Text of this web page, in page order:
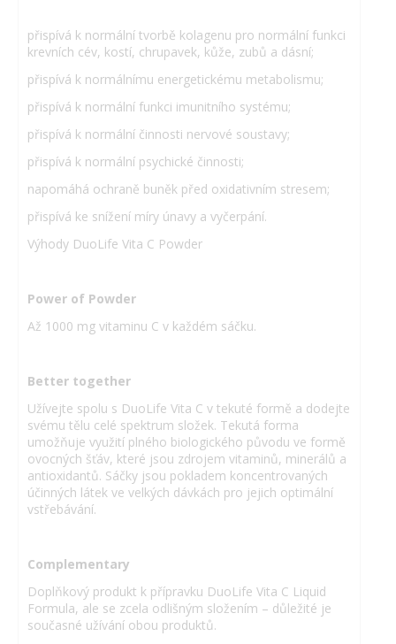
přispívá k normální tvorbě kolagenu pro normální funkci
krevních cév, kostí, chrupavek, kůže, zubů a dásní;
přispívá k normálnímu energetickému metabolismu;
přispívá k normální funkci imunitního systému;
přispívá k normální činnosti nervové soustavy;
přispívá k normální psychické činnosti;
napomáhá ochraně buněk před oxidativním stresem;
přispívá ke snížení míry únavy a vyčerpání.
Výhody DuoLife Vita C Powder
Power of Powder
Až 1000 mg vitaminu C v každém sáčku.
Better together
Užívejte spolu s DuoLife Vita C v tekuté formě a dodejte
svému tělu celé spektrum složek. Tekutá forma
umožňuje využití plného biologického původu ve formě
ovocných šťáv, které jsou zdrojem vitaminů, minerálů a
antioxidantů. Sáčky jsou pokladem koncentrovaných
účinných látek ve velkých dávkách pro jejich optimální
vstřebávání.
Complementary
Doplňkový produkt k přípravku DuoLife Vita C Liquid
Formula, ale se zcela odlišným složením – důležité je
současné užívání obou produktů.